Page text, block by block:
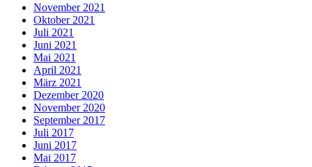
November 2021
Oktober 2021
Juli 2021
Juni 2021
Mai 2021
April 2021
März 2021
Dezember 2020
November 2020
September 2017
Juli 2017
Juni 2017
Mai 2017